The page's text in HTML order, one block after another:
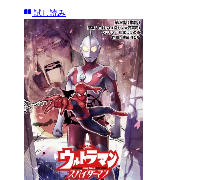
試し読み